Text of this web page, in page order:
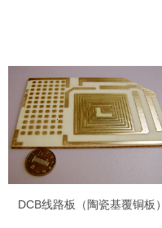
DCB线路板（陶瓷基覆铜板）